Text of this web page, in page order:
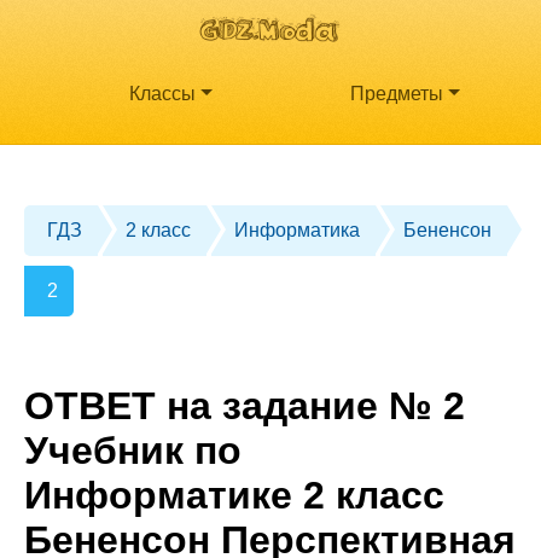
Классы Предметы
ГДЗ 2 класс Информатика Бененсон
2
ОТВЕТ на задание № 2
Учебник по
Информатике 2 класс
Бененсон Перспективная